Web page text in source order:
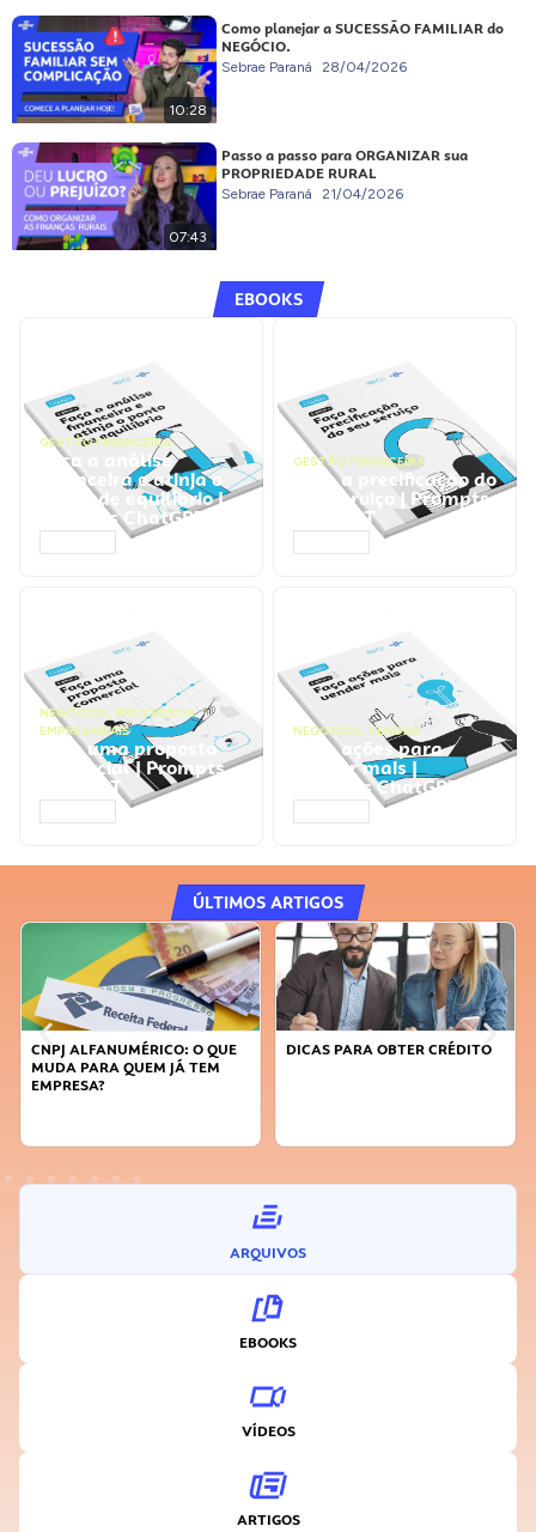
10:28
Como planejar a SUCESSÃO FAMILIAR do
NEGÓCIO.
Sebrae Paraná 28/04/2026
07:43
Passo a passo para ORGANIZAR sua
PROPRIEDADE RURAL
Sebrae Paraná 21/04/2026
EBOOKS
GESTÃO FINANCEIRA
Faça a análise
financeira e atinja o
ponto de equilíbrio |
Prompts ChatGPT
GESTÃO FINANCEIRA
Faça a precificação do
seu serviço | Prompts
ChatGPT
NEGÓCIOS, PROCESSOS
EMPRESARIAIS
Faça uma proposta
comercial | Prompts
ChatGPT
NEGÓCIOS, VENDAS
Faça ações para
vender mais |
Prompts ChatGPT
ÚLTIMOS ARTIGOS
CNPJ ALFANUMÉRICO: O QUE
MUDA PARA QUEM JÁ TEM
EMPRESA?
DICAS PARA OBTER CRÉDITO
ARQUIVOS
EBOOKS
VÍDEOS
ARTIGOS